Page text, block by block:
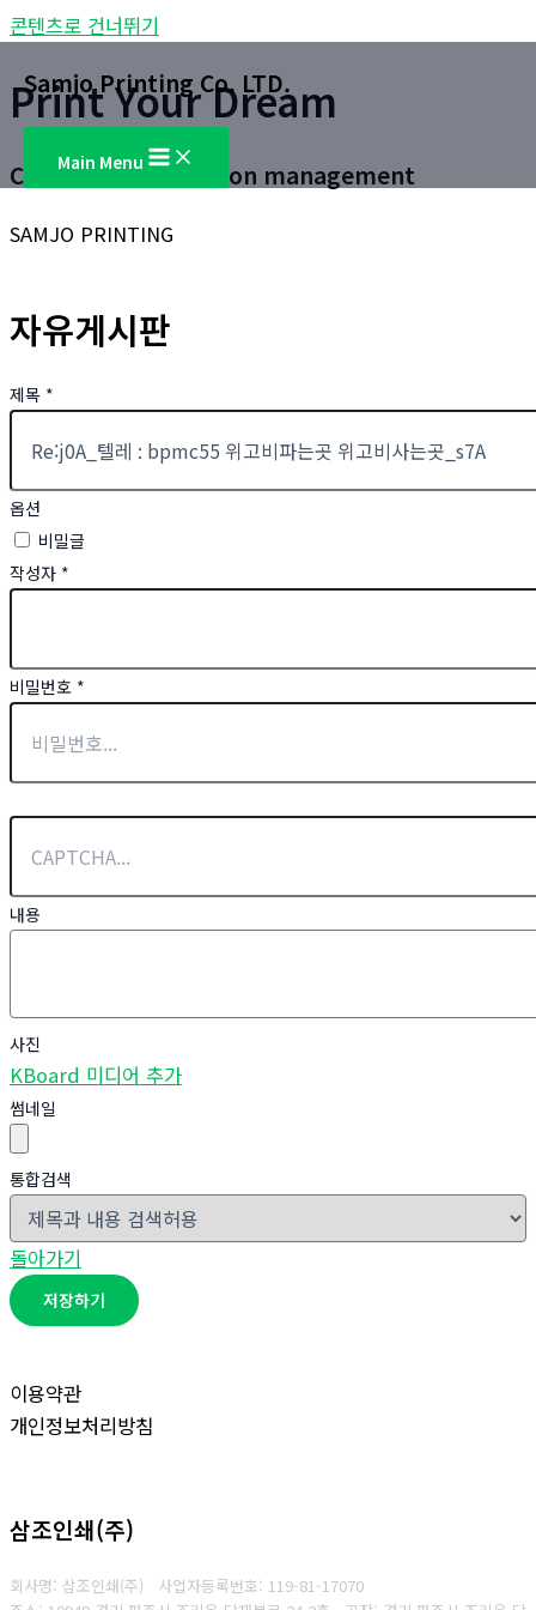
콘텐츠로 건너뛰기
Samjo Printing Co. LTD.
Main Menu
Print Your Dream
Customer satisfaction management
SAMJO PRINTING
자유게시판
제목 *
옵션
비밀글
작성자 *
비밀번호 *
내용
사진
KBoard 미디어 추가
썸네일
통합검색
돌아가기
저장하기
이용약관
개인정보처리방침
삼조인쇄(주)
회사명: 삼조인쇄(주) 사업자등록번호: 119-81-17070